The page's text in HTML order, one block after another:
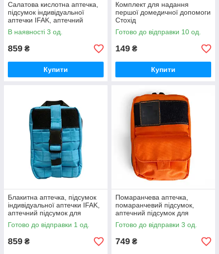
Салатова кислотна аптечка,
підсумок індивідуальної
аптечки IFAK, аптечний
підсумок для цивільних,
дівчат, жінок Стохід
В наявності 3 од.
859 ₴
Купити
Комплект для надання
першої домедичної допомоги
Стохід
Готово до відправки 10 од.
149 ₴
Купити
Блакитна аптечка, підсумок
індивідуальної аптечки IFAK,
аптечний підсумок для
цивільних Стохід
Готово до відправки 1 од.
859 ₴
Помаранчева аптечка,
помаранчевий підсумок,
аптечний підсумок для
цивільних, дівчат, жінок
Готово до відправки 3 од.
749 ₴